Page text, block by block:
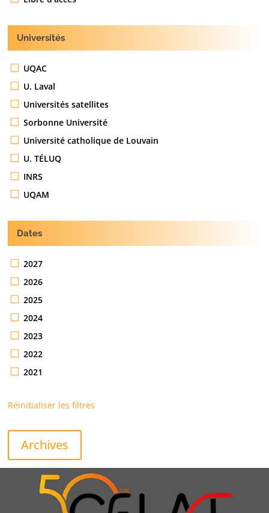
Universités
UQAC
U. Laval
Universités satellites
Sorbonne Université
Université catholique de Louvain
U. TÉLUQ
INRS
UQAM
Dates
2027
2026
2025
2024
2023
2022
2021
Réinitialiser les filtres
Archives